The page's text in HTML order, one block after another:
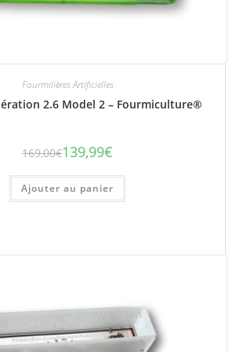
Fourmilières Artificielles
2.6 Model 2 – Fourmiculture®
169,00€ Le
initial
était :
169,00€.
139,99€
Le
actuel
est :
139,99€.
Ajouter au panier